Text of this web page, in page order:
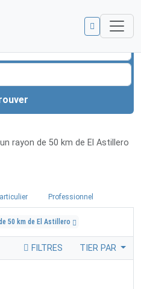
rayon de 50 km de El Astillero
Professionnel
50 km de El Astillero
FILTRES TIER PAR